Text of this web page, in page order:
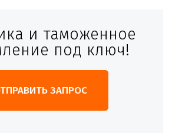
и таможенное
под ключ!
ЗАПРОС